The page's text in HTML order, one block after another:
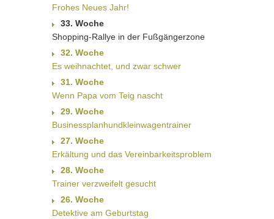
Frohes Neues Jahr!
33. Woche
Shopping-Rallye in der Fußgängerzone
32. Woche
Es weihnachtet, und zwar schwer
31. Woche
Wenn Papa vom Teig nascht
29. Woche
Businessplanhundkleinwagentrainer
27. Woche
Erkältung und das Vereinbarkeitsproblem
28. Woche
Trainer verzweifelt gesucht
26. Woche
Detektive am Geburtstag